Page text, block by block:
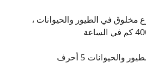
في الطيور والحيوانات ،
5 أحرف